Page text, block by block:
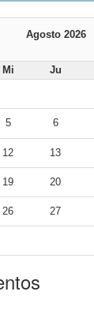
Agosto 2026
Mi Ju
5 6
12 13
19 20
26 27